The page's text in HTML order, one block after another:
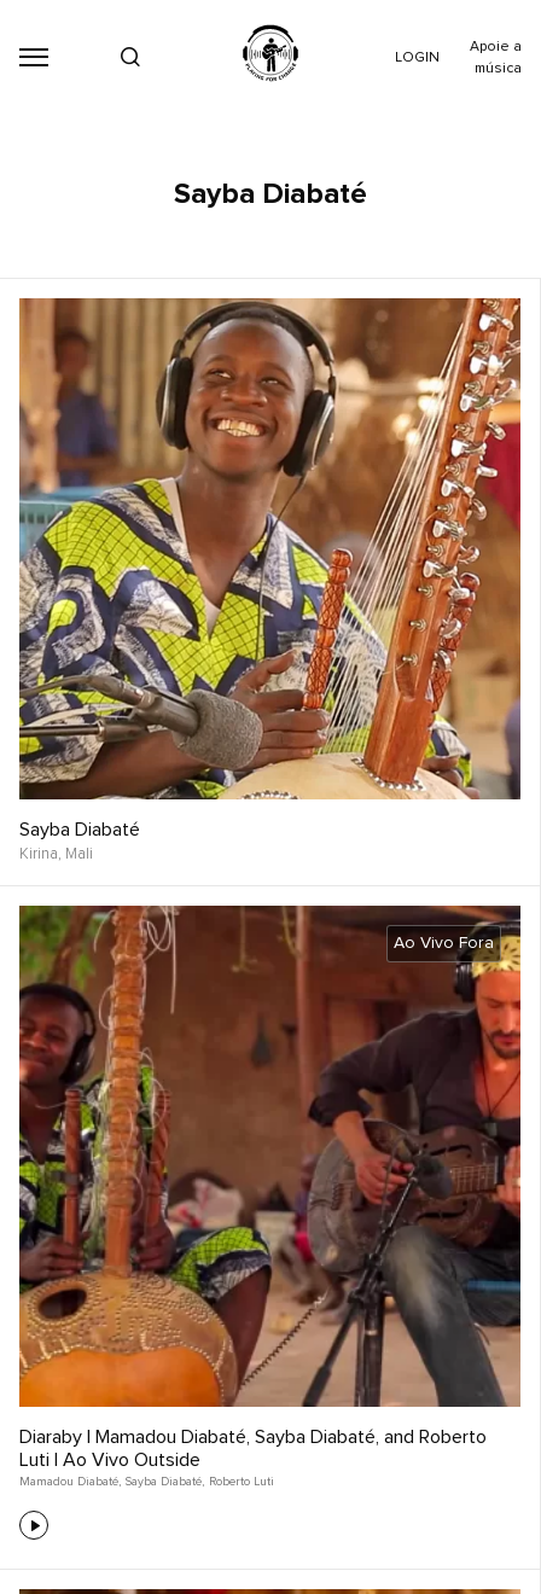
LOGIN
Apoie a
música
Sayba Diabaté
Sayba Diabaté
Kirina, Mali
Ao Vivo Fora
Diaraby | Mamadou Diabaté, Sayba Diabaté, and Roberto
Luti | Ao Vivo Outside
Mamadou Diabaté, Sayba Diabaté, Roberto Luti